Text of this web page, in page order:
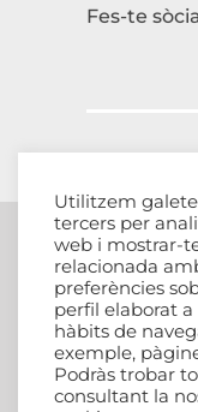
Fes-te
Utilitzem
tercers per
web i mostrar-
relacionada
preferències
perfil elaborat
hàbits de
exemple,
Podràs trobar
consultant la